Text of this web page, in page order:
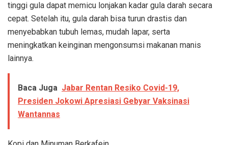
tinggi gula dapat memicu lonjakan kadar gula darah secara
cepat. Setelah itu, gula darah bisa turun drastis dan
menyebabkan tubuh lemas, mudah lapar, serta
meningkatkan keinginan mengonsumsi makanan manis
lainnya.
Baca Juga Jabar Rentan Resiko Covid-19,
Presiden Jokowi Apresiasi Gebyar Vaksinasi
Wantannas